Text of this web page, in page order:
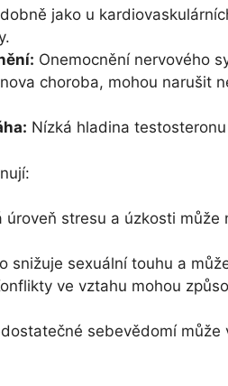
jako u
Onemocnění nervového
choroba, mohou narušit
Nízká hladina
úroveň stresu a úzkosti může
snižuje sexuální touhu a
ve vztahu mohou
sebevědomí může